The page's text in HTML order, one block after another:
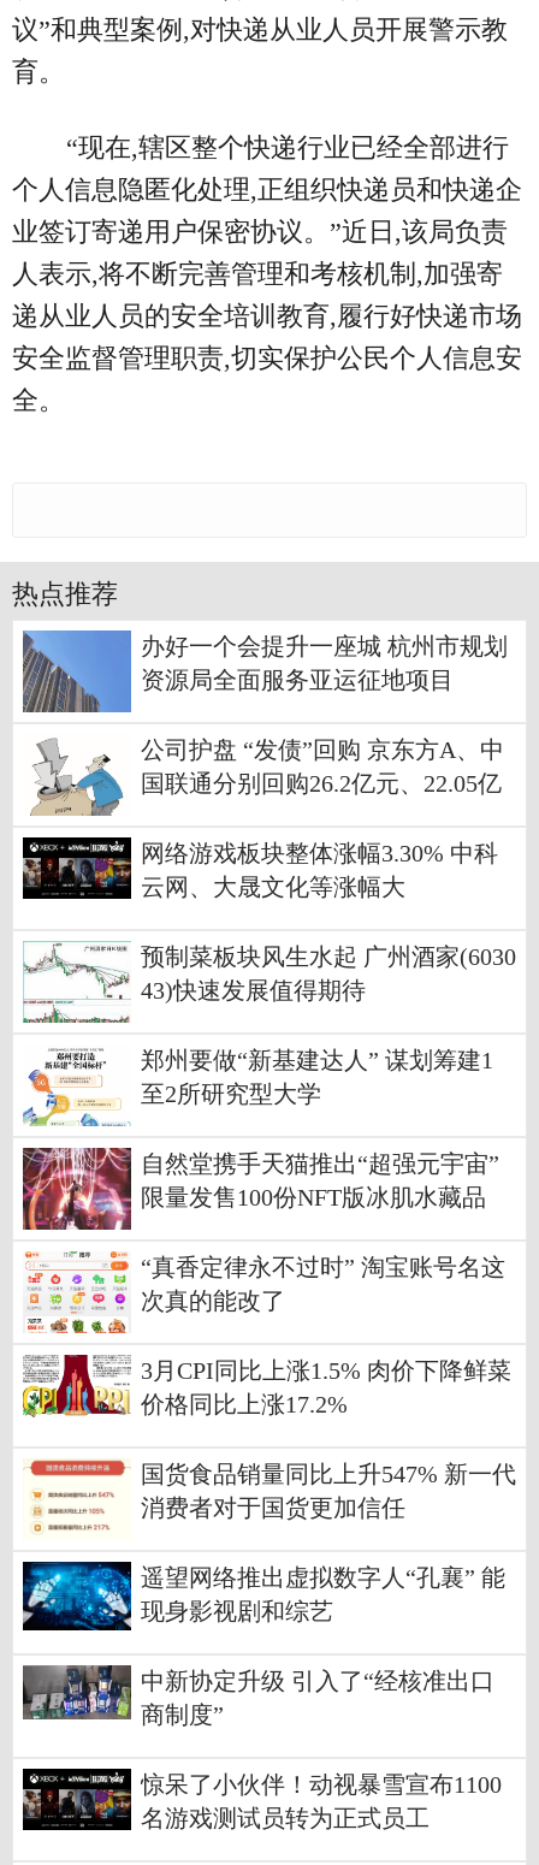
议”和典型案例,对快递从业人员开展警示教
育。
“现在,辖区整个快递行业已经全部进行
个人信息隐匿化处理,正组织快递员和快递企
业签订寄递用户保密协议。”近日,该局负责
人表示,将不断完善管理和考核机制,加强寄
递从业人员的安全培训教育,履行好快递市场
安全监督管理职责,切实保护公民个人信息安
全。
热点推荐
办好一个会提升一座城 杭州市规划
资源局全面服务亚运征地项目
公司护盘 “发债”回购 京东方A、中
国联通分别回购26.2亿元、22.05亿
网络游戏板块整体涨幅3.30% 中科
云网、大晟文化等涨幅大
预制菜板块风生水起 广州酒家(6030
43)快速发展值得期待
郑州要做“新基建达人” 谋划筹建1
至2所研究型大学
自然堂携手天猫推出“超强元宇宙”
限量发售100份NFT版冰肌水藏品
“真香定律永不过时” 淘宝账号名这
次真的能改了
3月CPI同比上涨1.5% 肉价下降鲜菜
价格同比上涨17.2%
国货食品销量同比上升547% 新一代
消费者对于国货更加信任
遥望网络推出虚拟数字人“孔襄” 能
现身影视剧和综艺
中新协定升级 引入了“经核准出口
商制度”
惊呆了小伙伴！动视暴雪宣布1100
名游戏测试员转为正式员工